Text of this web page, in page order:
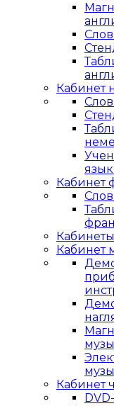
Кабинет
Кабинет
Кабинет
Кабинет